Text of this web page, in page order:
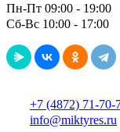
Пн-Пт 09:00 - 19:00
Сб-Вс 10:00 - 17:00
+7 (4872) 71-70-
info@miktyres.ru